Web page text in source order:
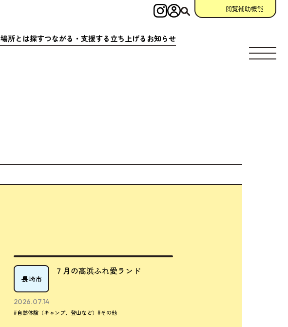
場所とは探すつながる・ 支援する立ち 上げる お知らせ
インスタグラム
ログイン 閲覧補助機能
長崎市
７月の高浜ふれ愛ランド
2026.07.14
#自然体験（キャンプ、登山など）#その他